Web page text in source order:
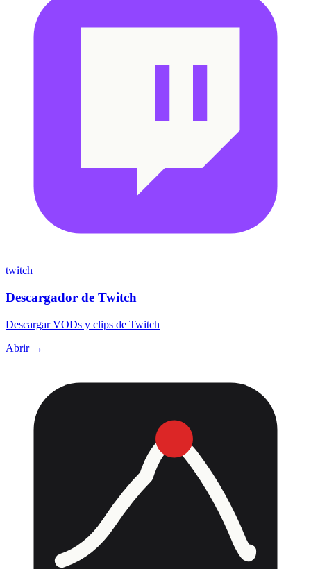
twitch
Descargador de Twitch
Descargar VODs y clips de Twitch
Abrir →